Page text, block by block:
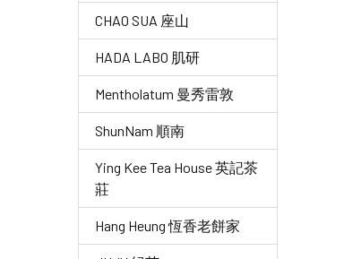
CHAO SUA 座山
HADA LABO 肌研
Mentholatum 曼秀雷敦
ShunNam 順南
Ying Kee Tea House 英記茶
莊
Hang Heung 恆香老餅家